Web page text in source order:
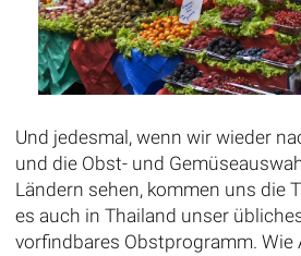
Und jedesmal, wenn wir wieder
und die Obst- und
Ländern sehen, kommen uns die
es auch in Thailand unser
vorfindbares Obstprogramm. Wie